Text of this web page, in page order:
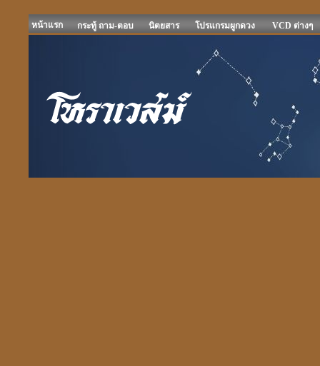
หน้าแรก กระทู้ ถาม-ตอบ นิตยสาร โปรแกรมผูกดวง VCD ต่างๆ